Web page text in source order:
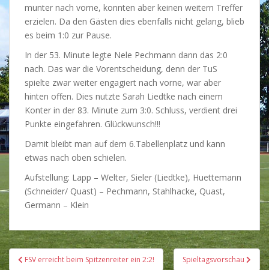
munter nach vorne, konnten aber keinen weitern Treffer
erzielen. Da den Gästen dies ebenfalls nicht gelang, blieb
es beim 1:0 zur Pause.
In der 53. Minute legte Nele Pechmann dann das 2:0
nach. Das war die Vorentscheidung, denn der TuS
spielte zwar weiter engagiert nach vorne, war aber
hinten offen. Dies nutzte Sarah Liedtke nach einem
Konter in der 83. Minute zum 3:0. Schluss, verdient drei
Punkte eingefahren. Glückwunsch!!!
Damit bleibt man auf dem 6.Tabellenplatz und kann
etwas nach oben schielen.
Aufstellung: Lapp – Welter, Sieler (Liedtke), Huettemann
(Schneider/ Quast) – Pechmann, Stahlhacke, Quast,
Germann – Klein
Beitragsnavigation
FSV erreicht beim Spitzenreiter ein 2:2! Spieltagsvorschau